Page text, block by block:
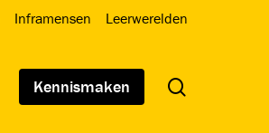
Inframensen Leerwerelden
Kennismaken